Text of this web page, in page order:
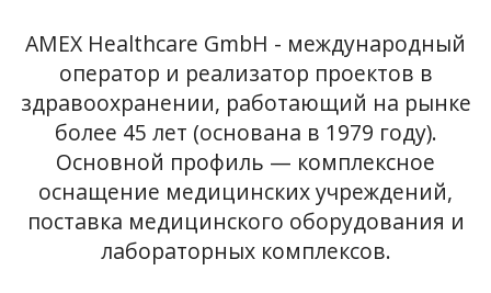
AMEX Healthcare GmbH - международный
оператор и реализатор проектов в
здравоохранении, работающий на рынке
более 45 лет (основана в 1979 году).
Основной профиль — комплексное
оснащение медицинских учреждений,
поставка медицинского оборудования и
лабораторных комплексов.